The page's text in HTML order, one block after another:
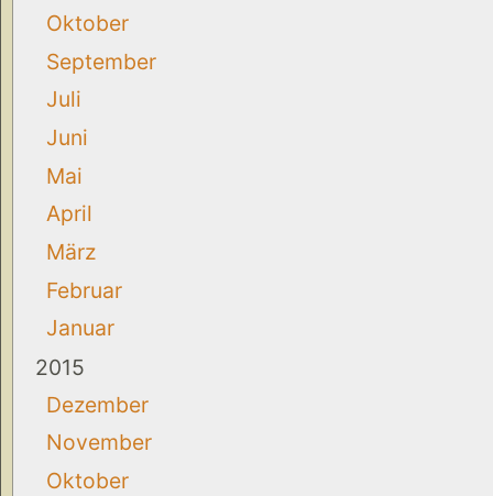
Oktober
September
Juli
Juni
Mai
April
März
Februar
Januar
2015
Dezember
November
Oktober